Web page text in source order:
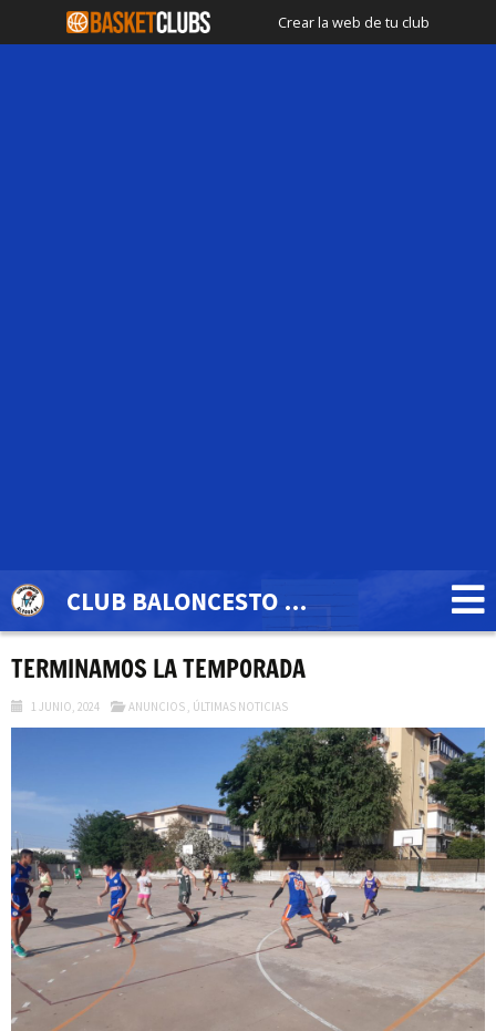
Crear la web de tu club
CLUB BALONCESTO ALCOSA'84
TERMINAMOS LA TEMPORADA
1 JUNIO, 2024 ANUNCIOS , ÚLTIMAS NOTICIAS